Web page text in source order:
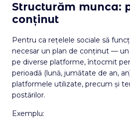
Structurăm munca:
conținut
Pentru ca rețelele sociale să
necesar un plan de conținut —
pe diverse platforme, întocmit
perioadă (lună, jumătate de an,
platformele utilizate, precum și
postărilor.
Exemplu: